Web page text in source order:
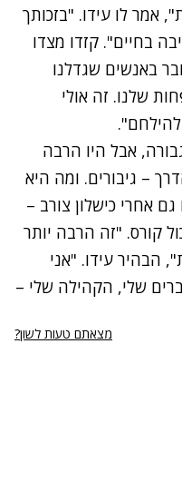
אמר לו עידו. "בזכותך
בחיים". קזדו מצדו
באנשים שגדלנו
שלנו. זה אולי
גבורה, אבל היו הרבה
– גיבורים. ומה היא
אחרי כישלון צורב –
קורס. "זה הרבה יותר
הבהיר עידו. "אני
שלי, הקהילה שלי –
מצאתם טעות לשון?